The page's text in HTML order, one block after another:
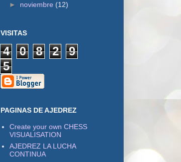
► noviembre (12)
VISITAS
4 0 8 2
9
5
PAGINAS DE AJEDREZ
Create your own CHESS
VISUALISATION
AJEDREZ LA LUCHA
CONTINUA